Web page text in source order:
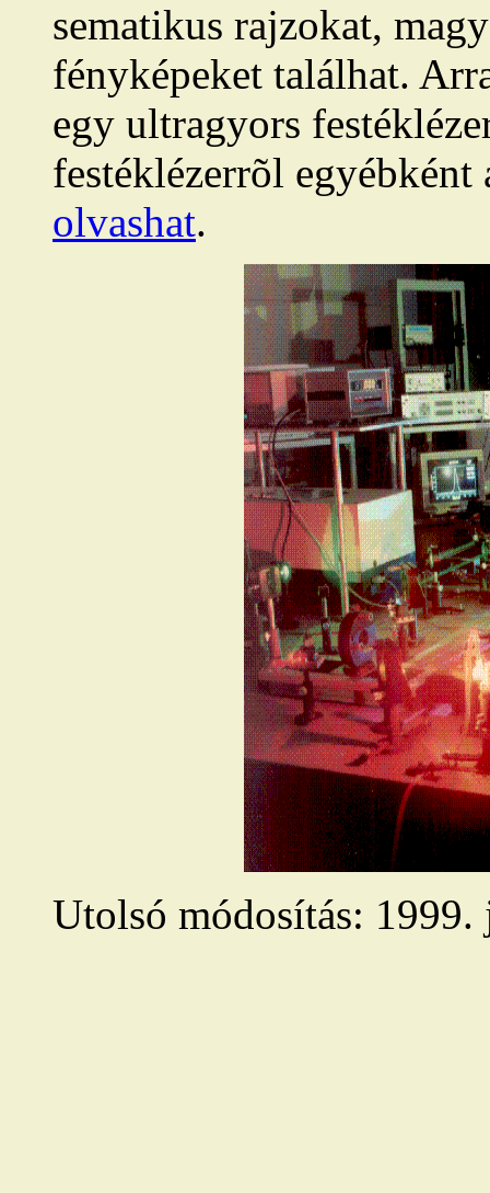
sematikus rajzokat,
fényképeket találhat.
egy ultragyors
festéklézerrõl
olvashat.
Utolsó módosítás: 1999.